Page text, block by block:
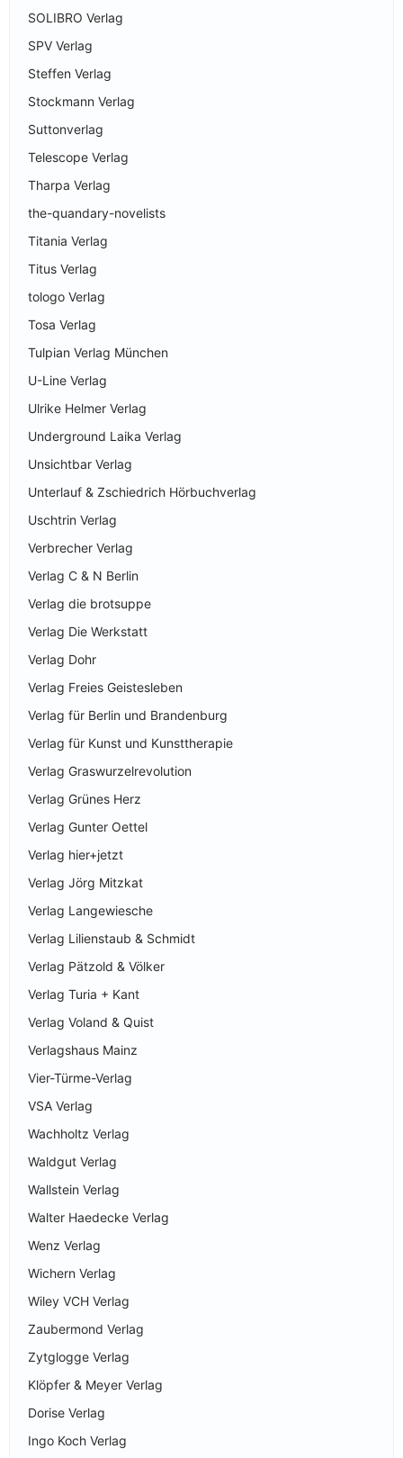
SOLIBRO Verlag
SPV Verlag
Steffen Verlag
Stockmann Verlag
Suttonverlag
Telescope Verlag
Tharpa Verlag
the-quandary-novelists
Titania Verlag
Titus Verlag
tologo Verlag
Tosa Verlag
Tulpian Verlag München
U-Line Verlag
Ulrike Helmer Verlag
Underground Laika Verlag
Unsichtbar Verlag
Unterlauf & Zschiedrich Hörbuchverlag
Uschtrin Verlag
Verbrecher Verlag
Verlag C & N Berlin
Verlag die brotsuppe
Verlag Die Werkstatt
Verlag Dohr
Verlag Freies Geistesleben
Verlag für Berlin und Brandenburg
Verlag für Kunst und Kunsttherapie
Verlag Graswurzelrevolution
Verlag Grünes Herz
Verlag Gunter Oettel
Verlag hier+jetzt
Verlag Jörg Mitzkat
Verlag Langewiesche
Verlag Lilienstaub & Schmidt
Verlag Pätzold & Völker
Verlag Turia + Kant
Verlag Voland & Quist
Verlagshaus Mainz
Vier-Türme-Verlag
VSA Verlag
Wachholtz Verlag
Waldgut Verlag
Wallstein Verlag
Walter Haedecke Verlag
Wenz Verlag
Wichern Verlag
Wiley VCH Verlag
Zaubermond Verlag
Zytglogge Verlag
Klöpfer & Meyer Verlag
Dorise Verlag
Ingo Koch Verlag